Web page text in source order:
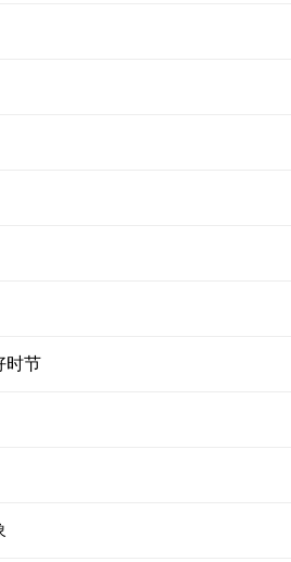
时节